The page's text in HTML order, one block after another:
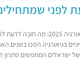
לפני
השתלות שיניים בגיאורגיה 2025:
בגיאורגיה הפכו בשנים
של ישראלים המחפשים פתרון